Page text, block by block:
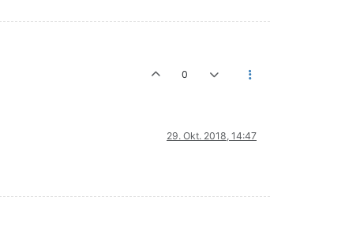
0
29. Okt. 2018, 14:47